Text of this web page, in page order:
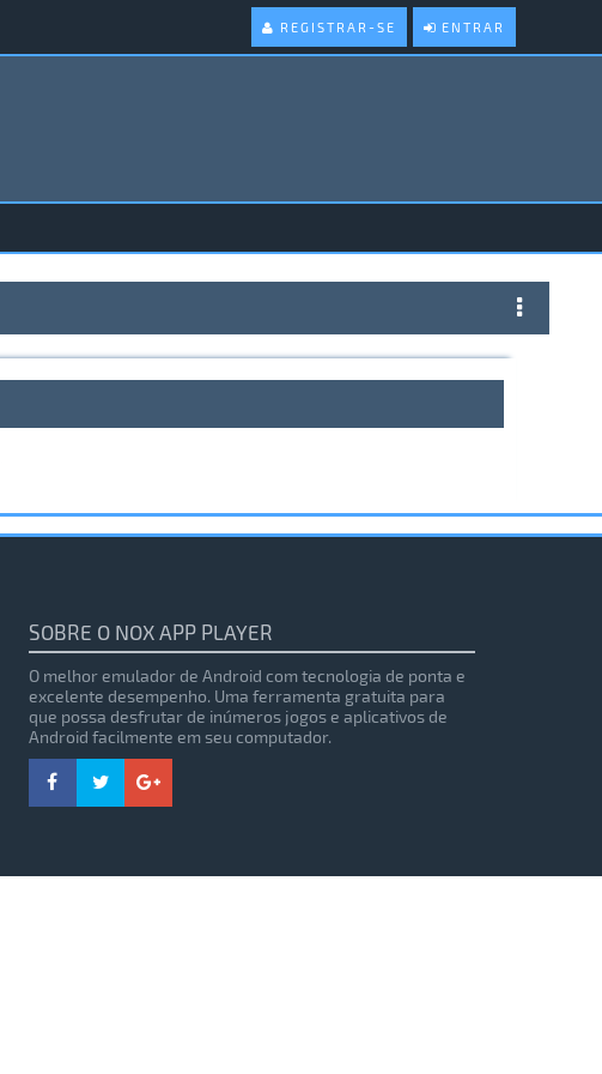
ENTRAR
REGISTRAR-SE
SOBRE O NOX APP PLAYER
O melhor emulador de Android com tecnologia de ponta e
excelente desempenho. Uma ferramenta gratuita para
que possa desfrutar de inúmeros jogos e aplicativos de
Android facilmente em seu computador.